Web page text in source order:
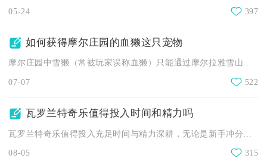
05-24 397
如何获得摩尔庄园的血獭这只宠物
摩尔庄园中雪獭（常被玩家误称血獭）只能通过摩尔拉雅雪山鱼池雨...
07-07 522
瓦罗兰特奇乐值得投入时间和精力吗
08-05 315